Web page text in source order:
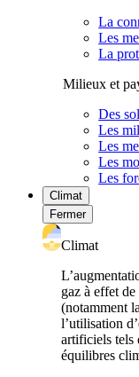
La
Les
La
Milieux et
Des
Les
Les
Les
Les
Climat
Fermer
Climat
gaz à effet
(notamment
l’utilisation
artificiels tels
équilibres